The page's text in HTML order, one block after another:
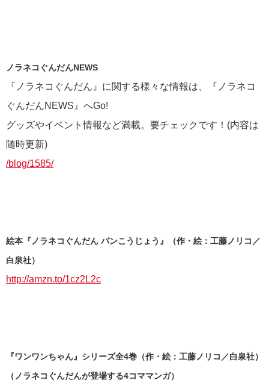
ノラネコぐんだんNEWS
『ノラネコぐんだん』に関する様々な情報は、『ノラネコ
ぐんだんNEWS』へGo!
グッズやイベント情報など満載。要チェックです！(内容は
随時更新)
/blog/1585/
絵本『ノラネコぐんだん パンこうじょう』（作・絵：工藤ノリコ／
白泉社）
http://amzn.to/1cz2L2c
『ワンワンちゃん』シリーズ全4巻（作・絵：工藤ノリコ／白泉社）
（ノラネコぐんだんが登場する4コママンガ）